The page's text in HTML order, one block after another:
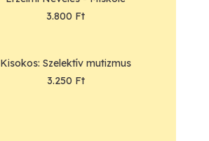
3.800 Ft
Kisokos: Szelektív mutizmus
3.250 Ft